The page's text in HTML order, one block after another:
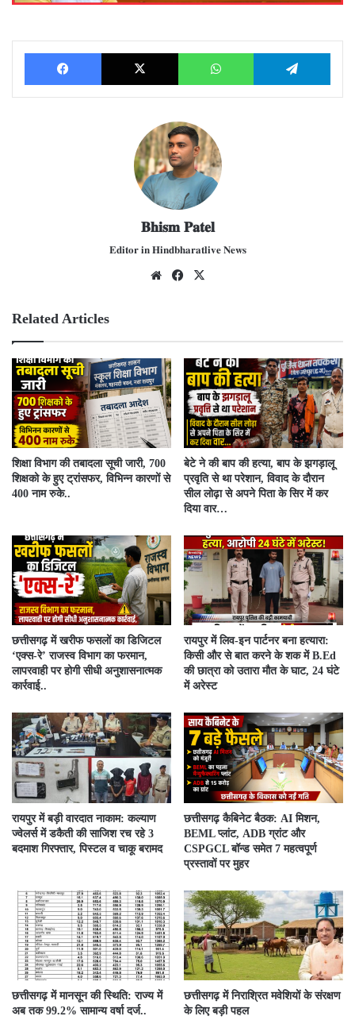
Facebook X WhatsApp
𝐁𝐡𝐢𝐬𝐦 𝐏𝐚𝐭𝐞𝐥
𝐄𝐝𝐢𝐭𝐨𝐫 𝐢𝐧 𝐇𝐢𝐧𝐝𝐛𝐡𝐚𝐫𝐚𝐭𝐥𝐢𝐯𝐞 𝐍𝐞𝐰𝐬
We
Fac
Related Articles
शिक्षा विभाग की तबादला सूची जारी, 700
शिक्षको के हुए ट्रांसफर, विभिन्न कारणों से
400 नाम रुके..
बेटे ने की बाप की हत्या, बाप के झगड़ालू
प्रवृति से था परेशान, विवाद के दौरान
सील लोढ़ा से अपने पिता के सिर में कर
दिया वार…
​छत्तीसगढ़ में खरीफ फसलों का डिजिटल
‘एक्स-रे’ राजस्व विभाग का फरमान,
लापरवाही पर होगी सीधी अनुशासनात्मक
कार्रवाई..
रायपुर में लिव-इन पार्टनर बना हत्यारा:
किसी और से बात करने के शक में B.Ed
की छात्रा को उतारा मौत के घाट, 24 घंटे
में अरेस्ट
रायपुर में बड़ी वारदात नाकाम: कल्याण
ज्वेलर्स में डकैती की साजिश रच रहे 3
बदमाश गिरफ्तार, पिस्टल व चाकू बरामद
छत्तीसगढ़ कैबिनेट बैठक: AI मिशन,
BEML प्लांट, ADB ग्रांट और
CSPGCL बॉन्ड समेत 7 महत्वपूर्ण
प्रस्तावों पर मुहर
छत्तीसगढ़ में मानसून की स्थिति: राज्य में
अब तक 99.2% सामान्य वर्षा दर्ज..
छत्तीसगढ़ में निराश्रित मवेशियों के संरक्षण
के लिए बड़ी पहल